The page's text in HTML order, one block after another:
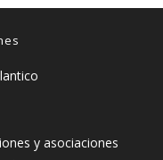
y asociaciones